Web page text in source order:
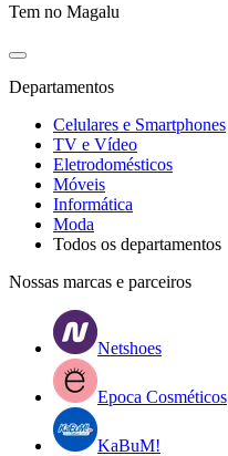
Tem no Magalu
Departamentos
Celulares e Smartphones
TV e Vídeo
Eletrodomésticos
Móveis
Informática
Moda
Todos os departamentos
Nossas marcas e parceiros
Netshoes
Epoca Cosméticos
KaBuM!